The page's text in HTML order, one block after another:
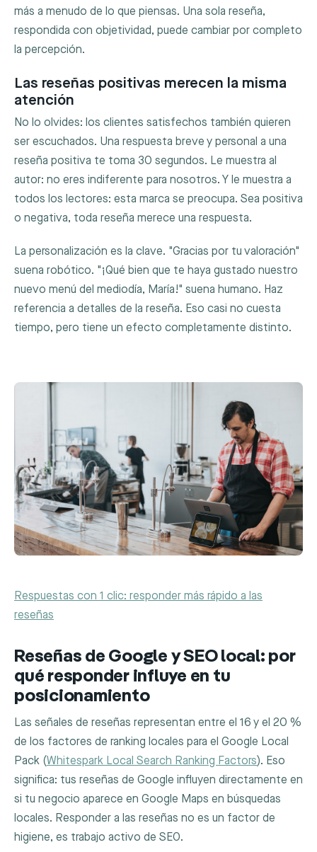
más a menudo de lo que piensas. Una sola reseña,
respondida con objetividad, puede cambiar por completo
la percepción.
Las reseñas positivas merecen la misma
atención
No lo olvides: los clientes satisfechos también quieren
ser escuchados. Una respuesta breve y personal a una
reseña positiva te toma 30 segundos. Le muestra al
autor: no eres indiferente para nosotros. Y le muestra a
todos los lectores: esta marca se preocupa. Sea positiva
o negativa, toda reseña merece una respuesta.
La personalización es la clave. "Gracias por tu valoración"
suena robótico. "¡Qué bien que te haya gustado nuestro
nuevo menú del mediodía, María!" suena humano. Haz
referencia a detalles de la reseña. Eso casi no cuesta
tiempo, pero tiene un efecto completamente distinto.
Respuestas con 1 clic: responder más rápido a las
reseñas
Reseñas de Google y SEO local: por
qué responder influye en tu
posicionamiento
Las señales de reseñas representan entre el 16 y el 20 %
de los factores de ranking locales para el Google Local
Pack (Whitespark Local Search Ranking Factors). Eso
significa: tus reseñas de Google influyen directamente en
si tu negocio aparece en Google Maps en búsquedas
locales. Responder a las reseñas no es un factor de
higiene, es trabajo activo de SEO.